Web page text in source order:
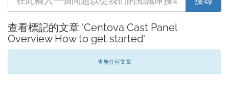
查看標記的文章 'Centova Cast Panel
Overview How to get started'
查無任何文章